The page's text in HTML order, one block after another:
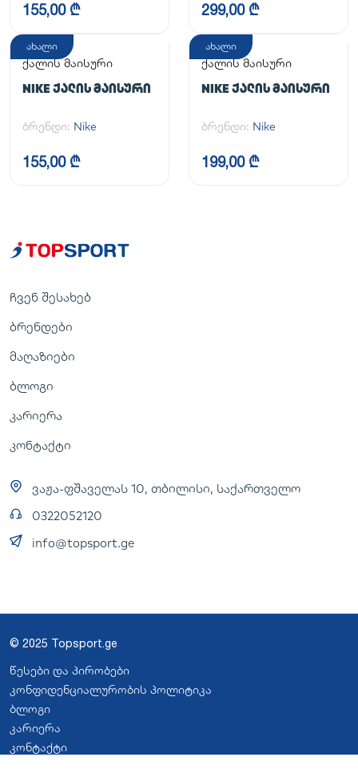
155,00 ₾ 299,00 ₾
ახალი
ქალის მაისური
NIKE ᲥᲐᲚᲘᲡ ᲛᲐᲘᲡᲣᲠᲘ
ბრენდი: Nike
155,00 ₾
ახალი
ქალის მაისური
NIKE ᲥᲐᲚᲘᲡ ᲛᲐᲘᲡᲣᲠᲘ
ბრენდი: Nike
199,00 ₾
ჩვენ შესახებ
ბრენდები
მაღაზიები
ბლოგი
კარიერა
კონტაქტი
ვაჟა-ფშაველას 10, თბილისი, საქართველო
0322052120
info@topsport.ge
© 2025 Topsport.ge
წესები და პირობები
კონფიდენციალურობის პოლიტიკა
ბლოგი
კარიერა
კონტაქტი